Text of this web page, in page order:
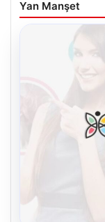
Yan Manşet